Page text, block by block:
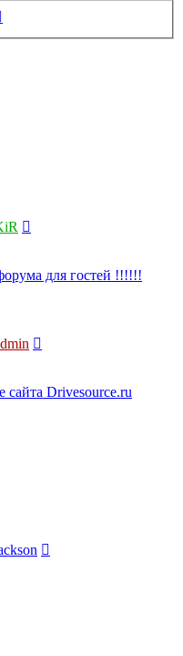
для гостей !!!!!!
Drivesource.ru